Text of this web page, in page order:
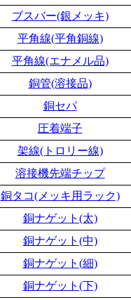
ブスバー(銀メッキ)
平角線(平角銅線)
平角線(エナメル品)
銅管(溶接品)
銅セパ
圧着端子
架線(トロリー線)
溶接機先端チップ
銅タコ(メッキ用ラック)
銅ナゲット(太)
銅ナゲット(中)
銅ナゲット(細)
銅ナゲット(下)